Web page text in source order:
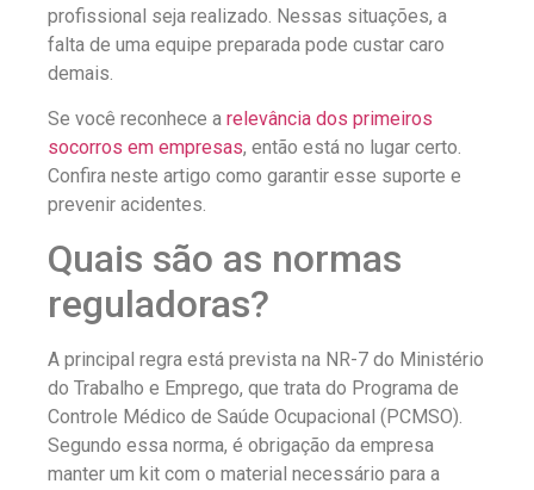
profissional seja realizado. Nessas situações, a
falta de uma equipe preparada pode custar caro
demais.
Se você reconhece a relevância dos primeiros
socorros em empresas, então está no lugar certo.
Confira neste artigo como garantir esse suporte e
prevenir acidentes.
Quais são as normas
reguladoras?
A principal regra está prevista na NR-7 do Ministério
do Trabalho e Emprego, que trata do Programa de
Controle Médico de Saúde Ocupacional (PCMSO).
Segundo essa norma, é obrigação da empresa
manter um kit com o material necessário para a